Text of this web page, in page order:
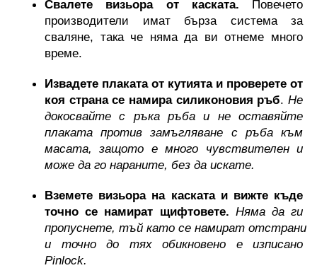
Свалете визьора от каската. Повечето
производители имат бърза система за
сваляне, така че няма да ви отнеме много
време.
Извадете плаката от кутията и проверете от
коя страна се намира силиконовия ръб. Не
докосвайте с ръка ръба и не оставяйте
плаката против замъгляване с ръба към
масата, защото е много чувствителен и
може да го нараните, без да искате.
Вземете визьора на каската и вижте къде
точно се намират щифтовете. Няма да ги
пропуснете, тъй като се намират отстрани
и точно до тях обикновено е изписано
Pinlock.